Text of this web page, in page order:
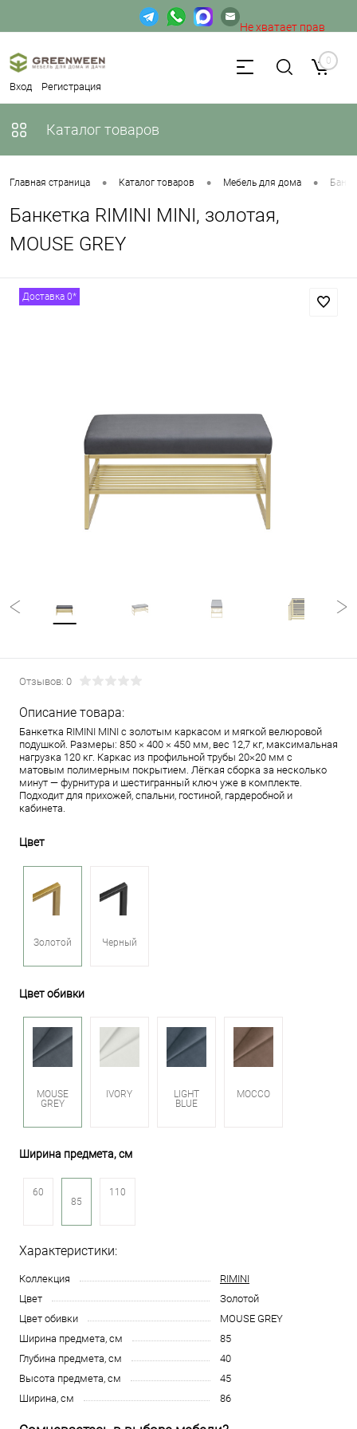
Вход Регистрация
Не хватает прав
доступа к веб-форме. 0
Каталог товаров
Главная страница • Каталог товаров • Мебель для дома •
Банкетка RIMINI MINI, золотая,
MOUSE GREY
Доставка 0*
Отзывов: 0
Описание товара:
Банкетка RIMINI MINI с золотым каркасом и мягкой велюровой
подушкой. Размеры: 850 × 400 × 450 мм, вес 12,7 кг, максимальная
нагрузка 120 кг. Каркас из профильной трубы 20×20 мм с
матовым полимерным покрытием. Лёгкая сборка за несколько
минут — фурнитура и шестигранный ключ уже в комплекте.
Подходит для прихожей, спальни, гостиной, гардеробной и
кабинета.
Цвет
Золотой Черный
Цвет обивки
MOUSE
GREY
IVORY
LIGHT
BLUE
MOCCO
Ширина предмета, см
60
85
110
Характеристики:
Коллекция
RIMINI
Цвет
Золотой
Цвет обивки
MOUSE GREY
Ширина предмета, см
85
Глубина предмета, см
40
Высота предмета, см
45
Ширина, см
86